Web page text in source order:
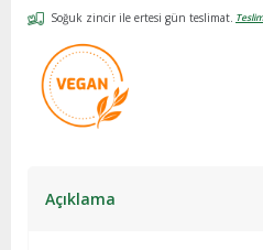
Soğuk zincir ile ertesi gün teslimat.
Açıklama